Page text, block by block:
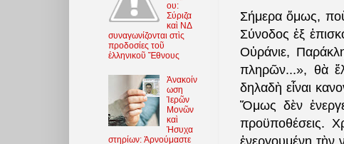
Σήμερα ὅμως,
Σύνοδος ἐξ
Οὐράνιε,
πληρῶν...», θὰ
δηλαδὴ εἶναι
Ὅμως δὲν
προϋποθέσεις.
ου:
Σύριζα
καὶ ΝΔ
συναγωνίζονται στὶς
προδοσίες τοῦ
ἑλληνικοῦ Ἔθνους
Ἀνακοίν
ωση
Ἱερῶν
Μονῶν
καὶ
Ἡσυχα
στηρίων: Ἀρνούμαστε